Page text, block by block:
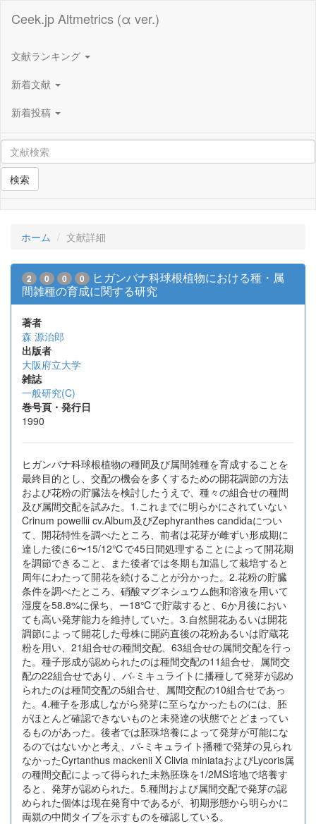
Ceek.jp Altmetrics (α ver.)
文献ランキング
新着文献
新着投稿
検索
ホーム 文献詳細
2 0 0 0
ヒガンバナ科球根植物における種・属
間雑種の育成に関する研究
著者
森 源治郎
出版者
大阪府立大学
雑誌
一般研究(C)
巻号頁・発行日
1990
ヒガンバナ科球根植物の種間及び属間雑種を育成することを
最終目的とし、交配の機会を多くするための開花調節の方法
および花粉の貯臓法を検討したうえで、種々の組合せの種間
及び属間交配を試みた。1.これまでに明らかにされていない
Crinum powellii cv.Album及びZephyranthes candidaについ
て、開花特性を調べたところ、前者は花芽が雌ずい形成期に
達した後に6〜15/12℃で45日間処理することによって開花期
を調節できること、また後者では冬期も加温して栽培すると
周年にわたって開花を続けることが分かった。2.花粉の貯臓
条件を調べたところ、硝酸マグネシュウム飽和溶液を用いて
湿度を58.8%に保ち、ー18℃で貯蔵すると、6か月後におい
ても高い発芽能力を維持していた。3.自然開花あるいは開花
調節によって開花した母株に開葯直後の花粉あるいは貯蔵花
粉を用い、21組合せの種間交配、63組合せの属間交配を行っ
た。種子形成が認められたのは種間交配の11組合せ、属間交
配の22組合せであり、バ-ミキュライトに播種して発芽が認め
られたのは種間交配の5組合せ、属間交配の10組合せであっ
た。4.種子を形成しながら発芽に至らなかったものには、胚
がほとんど確認できないものと未発達の状態でとどまってい
るものがあった。後者では胚珠培養によって発芽が可能にな
るのではないかと考え、バ-ミキュライト播種で発芽の見られ
なかったCyrtanthus mackenii X Clivia miniataおよびLycoris属
の種間交配によって得られた未熟胚珠を1/2MS培地で培養す
ると、発芽が認められた。5.種間および属間交配で発芽の認
められた個体は現在発育中であるが、初期形態から明らかに
両親の中間タイプを示すものを確認している。